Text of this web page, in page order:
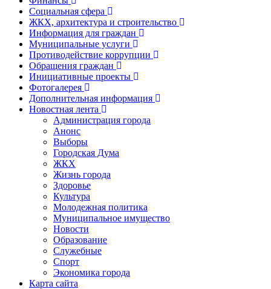
Социальная сфера
ЖКХ, архитектура и строительство
Информация для граждан
Муниципальные услуги
Противодействие коррупции
Обращения граждан
Инициативные проекты
Фотогалерея
Дополнительная информация
Новостная лента
Администрация города
Анонс
Выборы
Городская Дума
ЖКХ
Жизнь города
Здоровье
Культура
Молодежная политика
Муниципальное имущество
Новости
Образование
Служебные
Спорт
Экономика города
Карта сайта